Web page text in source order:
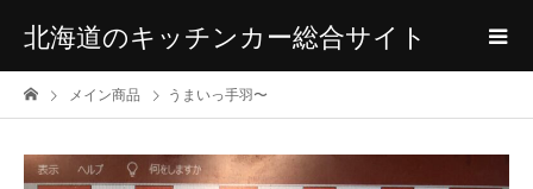
北海道のキッチンカー総合サイト
メイン商品 うまいっ手羽〜